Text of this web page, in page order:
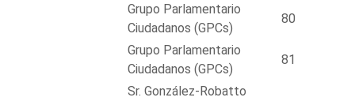
Grupo Parlamentario
Ciudadanos (GPCs)
80
Grupo Parlamentario
Ciudadanos (GPCs)
81
Sr. González-Robatto